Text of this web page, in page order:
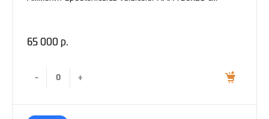
65 000 р.
- +